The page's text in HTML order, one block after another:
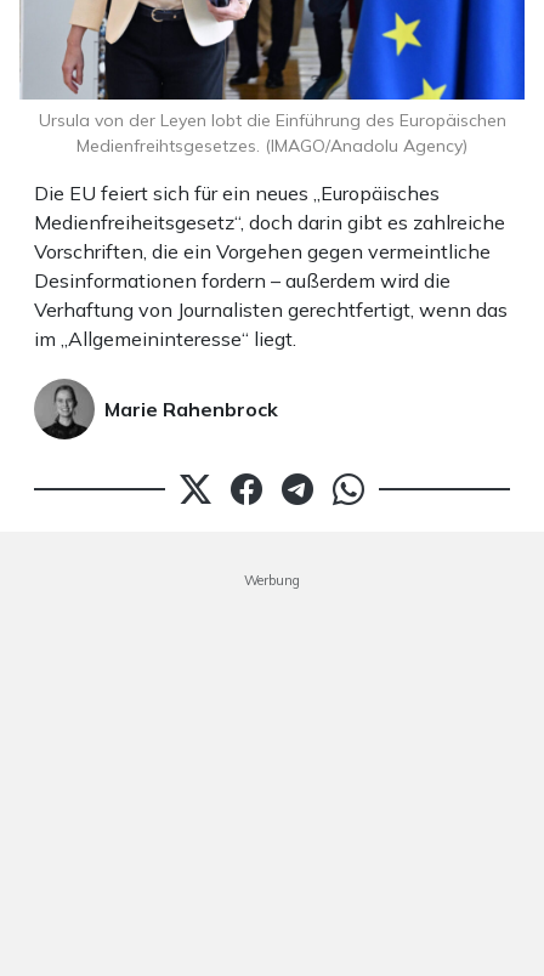
Die EU feiert sich für ein neues „Europäisches
Medienfreiheitsgesetz“, doch darin gibt es zahlreiche
Vorschriften, die ein Vorgehen gegen vermeintliche
Desinformationen fordern – außerdem wird die
Verhaftung von Journalisten gerechtfertigt, wenn das
im „Allgemeininteresse“ liegt.
Marie Rahenbrock
Ursula von der Leyen lobt die Einführung des Europäischen
Medienfreihtsgesetzes. (IMAGO/Anadolu Agency)
Werbung